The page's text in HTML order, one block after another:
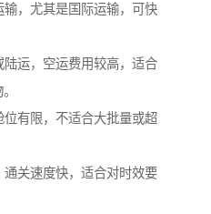
，尤其是国际运输，可快
运，空运费用较高，适合
有限，不适合大批量或超
关速度快，适合对时效要